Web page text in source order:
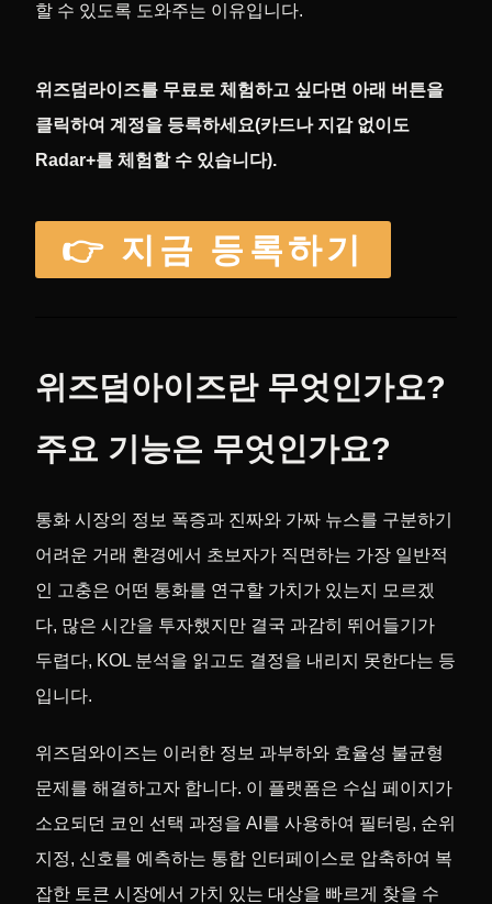
할 수 있도록 도와주는 이유입니다.
위즈덤라이즈를 무료로 체험하고 싶다면 아래 버튼을
클릭하여 계정을 등록하세요(카드나 지갑 없이도
Radar+를 체험할 수 있습니다).
👉 지금 등록하기
위즈덤아이즈란 무엇인가요?
주요 기능은 무엇인가요?
통화 시장의 정보 폭증과 진짜와 가짜 뉴스를 구분하기
어려운 거래 환경에서 초보자가 직면하는 가장 일반적
인 고충은 어떤 통화를 연구할 가치가 있는지 모르겠
다, 많은 시간을 투자했지만 결국 과감히 뛰어들기가
두렵다, KOL 분석을 읽고도 결정을 내리지 못한다는 등
입니다.
위즈덤와이즈는 이러한 정보 과부하와 효율성 불균형
문제를 해결하고자 합니다. 이 플랫폼은 수십 페이지가
소요되던 코인 선택 과정을 AI를 사용하여 필터링, 순위
지정, 신호를 예측하는 통합 인터페이스로 압축하여 복
잡한 토큰 시장에서 가치 있는 대상을 빠르게 찾을 수